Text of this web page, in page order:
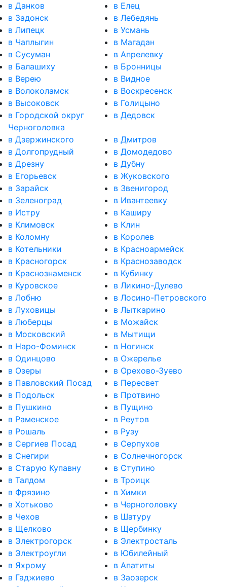
в Данков
в Елец
в Задонск
в Лебедянь
в Липецк
в Усмань
в Чаплыгин
в Магадан
в Сусуман
в Апрелевку
в Балашиху
в Бронницы
в Верею
в Видное
в Волоколамск
в Воскресенск
в Высоковск
в Голицыно
в Городской округ
Черноголовка
в Дедовск
в Дзержинского
в Дмитров
в Долгопрудный
в Домодедово
в Дрезну
в Дубну
в Егорьевск
в Жуковского
в Зарайск
в Звенигород
в Зеленоград
в Ивантеевку
в Истру
в Каширу
в Климовск
в Клин
в Коломну
в Королев
в Котельники
в Красноармейск
в Красногорск
в Краснозаводск
в Краснознаменск
в Кубинку
в Куровское
в Ликино-Дулево
в Лобню
в Лосино-Петровского
в Луховицы
в Лыткарино
в Люберцы
в Можайск
в Московский
в Мытищи
в Наро-Фоминск
в Ногинск
в Одинцово
в Ожерелье
в Озеры
в Орехово-Зуево
в Павловский Посад
в Пересвет
в Подольск
в Протвино
в Пушкино
в Пущино
в Раменское
в Реутов
в Рошаль
в Рузу
в Сергиев Посад
в Серпухов
в Снегири
в Солнечногорск
в Старую Купавну
в Ступино
в Талдом
в Троицк
в Фрязино
в Химки
в Хотьково
в Черноголовку
в Чехов
в Шатуру
в Щелково
в Щербинку
в Электрогорск
в Электросталь
в Электроугли
в Юбилейный
в Яхрому
в Апатиты
в Гаджиево
в Заозерск